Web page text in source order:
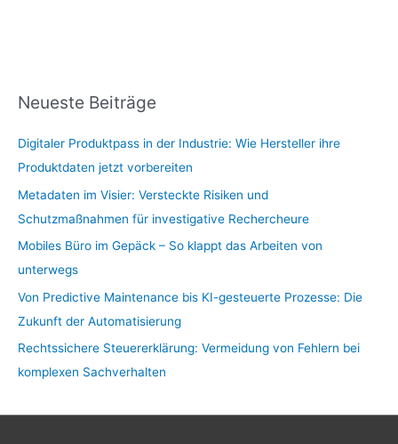
Neueste Beiträge
Digitaler Produktpass in der Industrie: Wie Hersteller ihre
Produktdaten jetzt vorbereiten
Metadaten im Visier: Versteckte Risiken und
Schutzmaßnahmen für investigative Rechercheure
Mobiles Büro im Gepäck – So klappt das Arbeiten von
unterwegs
Von Predictive Maintenance bis KI-gesteuerte Prozesse: Die
Zukunft der Automatisierung
Rechtssichere Steuererklärung: Vermeidung von Fehlern bei
komplexen Sachverhalten